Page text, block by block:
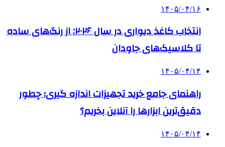
۱۴۰۵/۰۴/۱۶
انتخاب کاغذ دیواری در سال ۲۰۲۶: از رنگ‌های ساده
تا کلاسیک‌های جاودان
۱۴۰۵/۰۴/۱۴
راهنمای جامع خرید تجهیزات اندازه گیری؛ چطور
دقیق‌ترین ابزارها را آنلاین بخریم؟
۱۴۰۵/۰۴/۱۴